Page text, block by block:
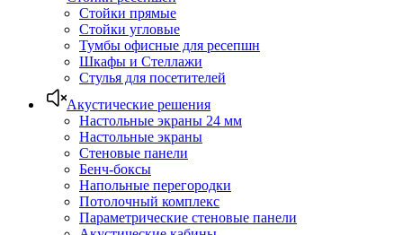
Стойки прямые
Стойки угловые
Тумбы офисные для ресепшн
Шкафы и Стеллажи
Стулья для посетителей
Акустические решения
Настольные экраны 24 мм
Настольные экраны
Стеновые панели
Бенч-боксы
Напольные перегородки
Потолочный комплекс
Параметрические стеновые панели